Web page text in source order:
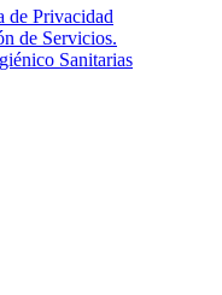
de Privacidad
de Servicios.
Sanitarias